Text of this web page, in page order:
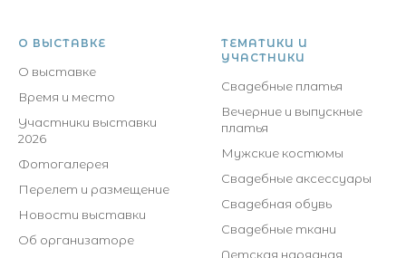
О ВЫСТАВКЕ
О выставке
Время и место
Участники выставки
2026
Фотогалерея
Перелет и размещение
Новости выставки
Об организаторе
ТЕМАТИКИ И
УЧАСТНИКИ
Свадебные платья
Вечерние и выпускные
платья
Мужские костюмы
Свадебные аксессуары
Свадебная обувь
Свадебные ткани
Детская нарядная